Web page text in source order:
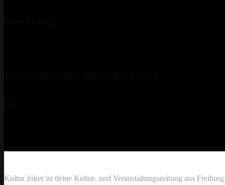
Kultur Joker ist deine Kultur- und Veranstaltungszeitung aus